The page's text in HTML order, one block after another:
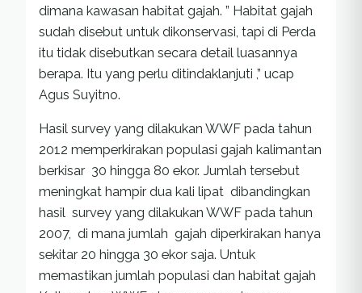
dimana kawasan habitat gajah. ” Habitat gajah
sudah disebut untuk dikonservasi, tapi di Perda
itu tidak disebutkan secara detail luasannya
berapa. Itu yang perlu ditindaklanjuti ,” ucap
Agus Suyitno.
Hasil survey yang dilakukan WWF pada tahun
2012 memperkirakan populasi gajah kalimantan
berkisar 30 hingga 80 ekor. Jumlah tersebut
meningkat hampir dua kali lipat dibandingkan
hasil survey yang dilakukan WWF pada tahun
2007, di mana jumlah gajah diperkirakan hanya
sekitar 20 hingga 30 ekor saja. Untuk
memastikan jumlah populasi dan habitat gajah